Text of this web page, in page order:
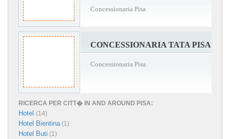
Concessionaria Pisa
CONCESSIONARIA TATA PISA
Concessionaria Pisa
RICERCA PER CITT� IN AND AROUND PISA:
Hotel (14)
Hotel Bientina(1)
Hotel Buti (1)